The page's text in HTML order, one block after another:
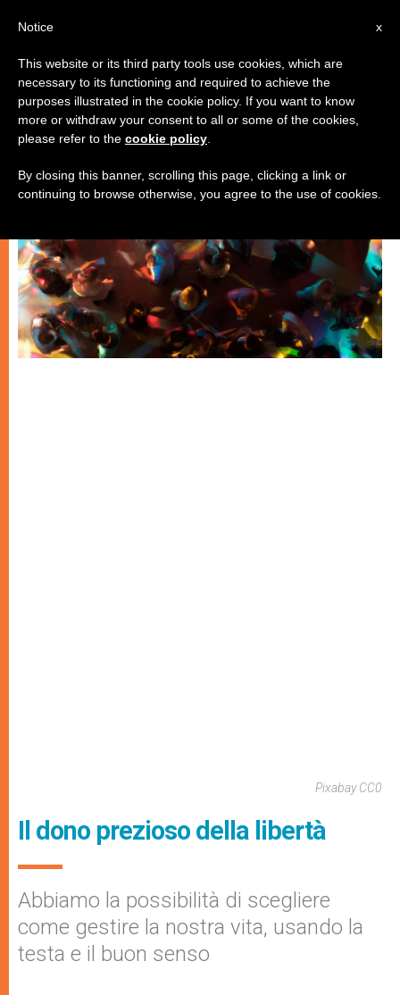
GIOVANI
Pixabay CC0
Il dono prezioso della libertà
Abbiamo la possibilità di scegliere
come gestire la nostra vita, usando la
testa e il buon senso
x
Notice
This website or its third party tools use cookies, which are
necessary to its functioning and required to achieve the
purposes illustrated in the cookie policy. If you want to know
more or withdraw your consent to all or some of the cookies,
please refer to the cookie policy
By closing this banner, scrolling this page, clicking a link or
continuing to browse otherwise, you agree to the use of cookies.